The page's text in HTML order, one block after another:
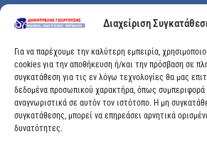
Διαχείριση
Για να παρέχουμε την καλύτερη εμπειρία,
cookies για την αποθήκευση ή/και την πρόσβαση σε
συγκατάθεση για τις εν λόγω τεχνολογίες θα μας
δεδομένα προσωπικού χαρακτήρα, όπως συμπεριφορά
αναγνωριστικά σε αυτόν τον ιστότοπο. Η μη
συγκατάθεσης, μπορεί να επηρεάσει αρνητικά
δυνατότητες.
Το καλάθι μου
Check out
Διεύθυνση